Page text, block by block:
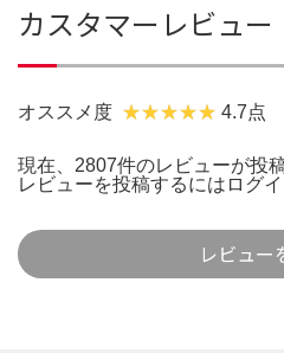
カスタマーレビュー
オススメ度 4.7点
現在、2807件のレビューが投
レビューを投稿するには ログ
レビュー